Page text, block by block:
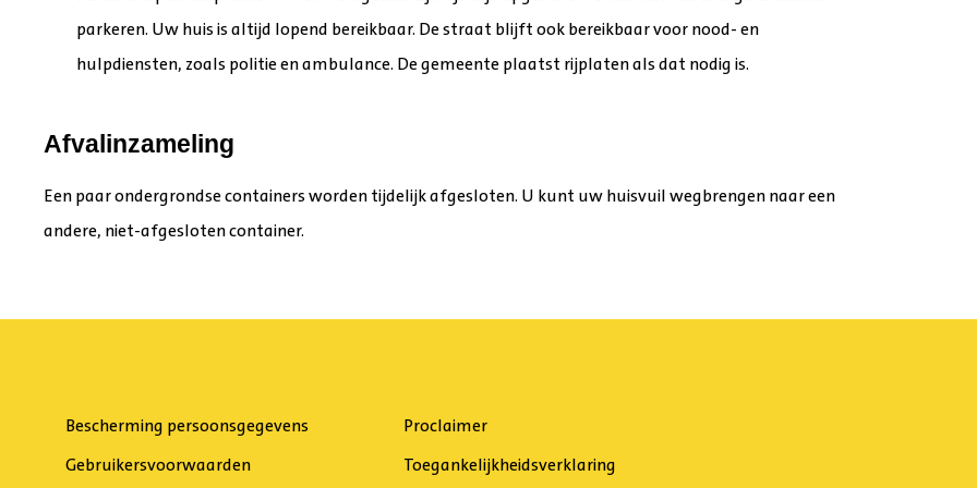
parkeren. Uw huis is altĳd lopend bereikbaar. De straat blĳft ook bereikbaar voor nood- en
hulpdiensten, zoals politie en ambulance. De gemeente plaatst rĳplaten als dat nodig is.
Afvalinzameling
Een paar ondergrondse containers worden tĳdelĳk afgesloten. U kunt uw huisvuil wegbrengen naar een
andere, niet-afgesloten container.
Bescherming persoonsgegevens
Gebruikersvoorwaarden
Proclaimer
Toegankelijkheidsverklaring